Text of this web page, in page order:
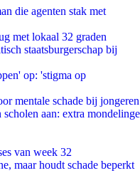
die agenten stak met
met lokaal 32 graden
staatsburgerschap bij
op: 'stigma op
mentale schade bij jongeren
aan: extra mondelinge
van week 32
maar houdt schade beperkt